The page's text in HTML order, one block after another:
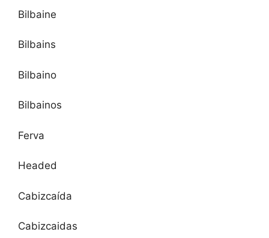
Bilbaine
Bilbains
Bilbaino
Bilbainos
Ferva
Headed
Cabizcaída
Cabizcaidas